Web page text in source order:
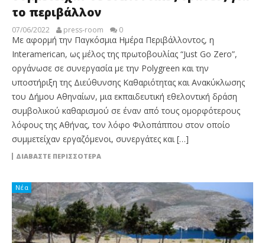
το περιβάλλον
07/06/2022 press-room 0
Με αφορμή την Παγκόσμια Ημέρα Περιβάλλοντος, η
Interamerican, ως μέλος της πρωτοβουλίας “Just Go Zero”,
οργάνωσε σε συνεργασία με την Polygreen και την
υποστήριξη της Διεύθυνσης Καθαριότητας και Ανακύκλωσης
του Δήμου Αθηναίων, μια εκπαιδευτική εθελοντική δράση
συμβολικού καθαρισμού σε έναν από τους ομορφότερους
λόφους της Αθήνας, τον λόφο Φιλοπάππου στον οποίο
συμμετείχαν εργαζόμενοι, συνεργάτες και […]
ΔΙΑΒΆΣΤΕ ΠΕΡΙΣΣΌΤΕΡΑ
Νέα